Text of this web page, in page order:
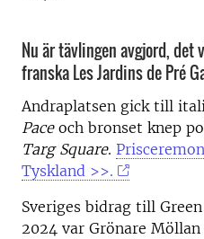
Nu är tävlingen avgjord,
franska Les Jardins de Pré
Andraplatsen gick till
Pace och bronset knep
Targ Square.
Tyskland >>.
Sveriges bidrag till
2024 var Grönare